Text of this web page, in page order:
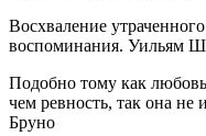
Восхваление
воспоминания. Уильям
Подобно тому как
чем ревность, так она
Бруно